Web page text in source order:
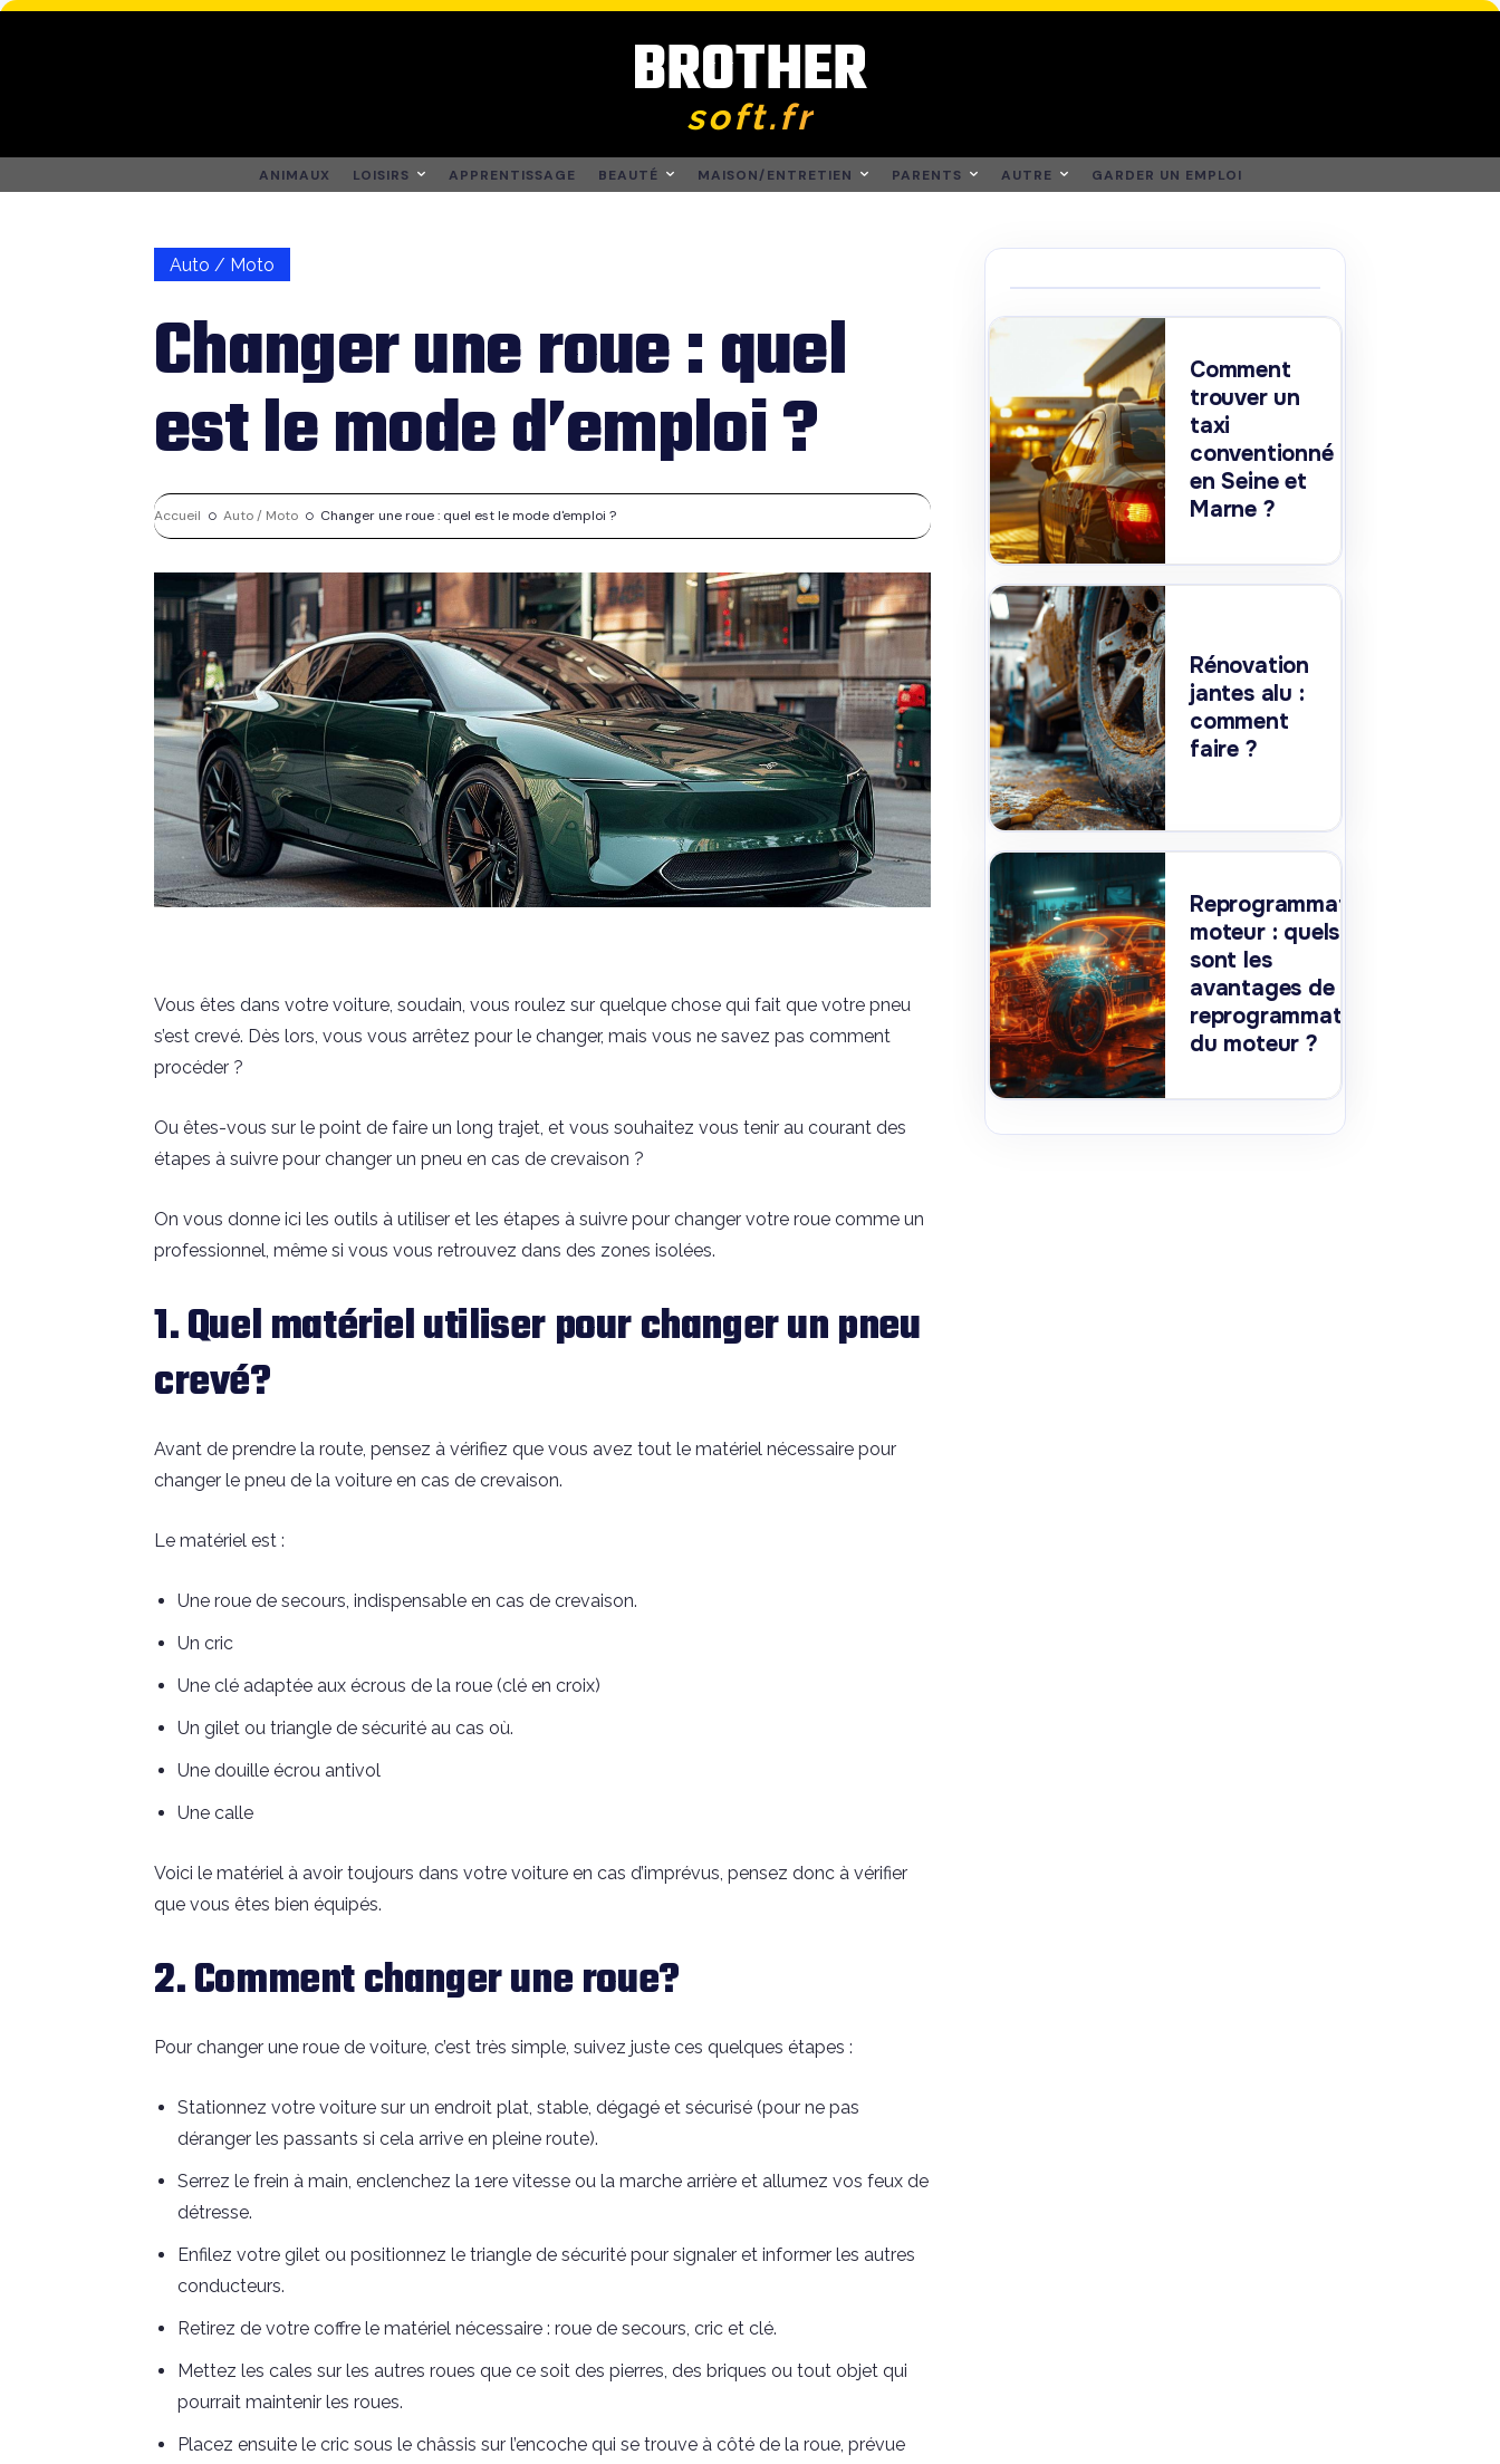
BROTHER
soft.fr
ANIMAUX LOISIRS APPRENTISSAGE BEAUTÉ MAISON/ENTRETIEN PARENTS AUTRE GARDER UN EMPLOI
Auto / Moto
Changer une roue : quel
est le mode d’emploi ?
Accueil Auto / Moto Changer une roue : quel est le mode d'emploi ?
Vous êtes dans votre voiture, soudain, vous roulez sur quelque chose qui fait que votre pneu
s’est crevé. Dès lors, vous vous arrêtez pour le changer, mais vous ne savez pas comment
procéder ?
Ou êtes-vous sur le point de faire un long trajet, et vous souhaitez vous tenir au courant des
étapes à suivre pour changer un pneu en cas de crevaison ?
On vous donne ici les outils à utiliser et les étapes à suivre pour changer votre roue comme un
professionnel, même si vous vous retrouvez dans des zones isolées.
1. Quel matériel utiliser pour changer un pneu
crevé?
Avant de prendre la route, pensez à vérifiez que vous avez tout le matériel nécessaire pour
changer le pneu de la voiture en cas de crevaison.
Le matériel est :
Une roue de secours, indispensable en cas de crevaison.
Un cric
Une clé adaptée aux écrous de la roue (clé en croix)
Un gilet ou triangle de sécurité au cas où.
Une douille écrou antivol
Une calle
Voici le matériel à avoir toujours dans votre voiture en cas d’imprévus, pensez donc à vérifier
que vous êtes bien équipés.
2. Comment changer une roue?
Pour changer une roue de voiture, c’est très simple, suivez juste ces quelques étapes :
Stationnez votre voiture sur un endroit plat, stable, dégagé et sécurisé (pour ne pas
déranger les passants si cela arrive en pleine route).
Serrez le frein à main, enclenchez la 1ere vitesse ou la marche arrière et allumez vos feux de
détresse.
Enfilez votre gilet ou positionnez le triangle de sécurité pour signaler et informer les autres
conducteurs.
Retirez de votre coffre le matériel nécessaire : roue de secours, cric et clé.
Mettez les cales sur les autres roues que ce soit des pierres, des briques ou tout objet qui
pourrait maintenir les roues.
Placez ensuite le cric sous le châssis sur l’encoche qui se trouve à côté de la roue, prévue
Comment
trouver un
taxi
conventionné
en Seine et
Marne ?
Rénovation
jantes alu :
comment
faire ?
Reprogrammation
moteur : quels
sont les
avantages de la
reprogrammation
du moteur ?